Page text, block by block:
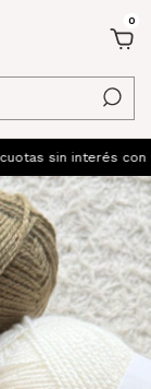
0
sin interés con